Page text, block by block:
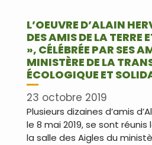
L’OEUVRE D’ALAIN
DES AMIS DE LA TERRE
», CÉLÉBRÉE PAR SES
MINISTÈRE DE LA
ÉCOLOGIQUE ET
23 octobre 2019
Plusieurs dizaines d’amis
le 8 mai 2019, se sont
la salle des Aigles du